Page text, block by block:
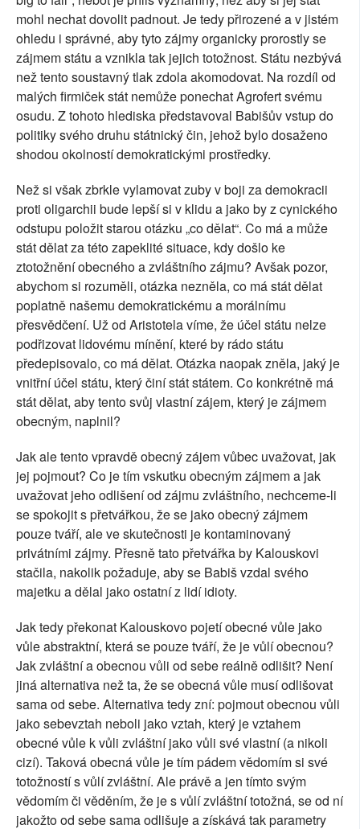
mohl nechat dovolit padnout. Je tedy přirozené a v jistém
ohledu i správné, aby tyto zájmy organicky prorostly se
zájmem státu a vznikla tak jejich totožnost. Státu nezbývá
než tento soustavný tlak zdola akomodovat. Na rozdíl od
malých firmiček stát nemůže ponechat Agrofert svému
osudu. Z tohoto hlediska představoval Babišův vstup do
politiky svého druhu státnický čin, jehož bylo dosaženo
shodou okolností demokratickými prostředky.
Než si však zbrkle vylamovat zuby v boji za demokracii
proti oligarchii bude lepší si v klidu a jako by z cynického
odstupu položit starou otázku „co dělat“. Co má a může
stát dělat za této zapeklité situace, kdy došlo ke
ztotožnění obecného a zvláštního zájmu? Avšak pozor,
abychom si rozuměli, otázka nezněla, co má stát dělat
poplatně našemu demokratickému a morálnímu
přesvědčení. Už od Aristotela víme, že účel státu nelze
podřizovat lidovému mínění, které by rádo státu
předepisovalo, co má dělat. Otázka naopak zněla, jaký je
vnitřní účel státu, který činí stát státem. Co konkrétně má
stát dělat, aby tento svůj vlastní zájem, který je zájmem
obecným, naplnil?
Jak ale tento vpravdě obecný zájem vůbec uvažovat, jak
jej pojmout? Co je tím vskutku obecným zájmem a jak
uvažovat jeho odlišení od zájmu zvláštního, nechceme-li
se spokojit s přetvářkou, že se jako obecný zájmem
pouze tváří, ale ve skutečnosti je kontaminovaný
privátními zájmy. Přesně tato přetvářka by Kalouskovi
stačila, nakolik požaduje, aby se Babiš vzdal svého
majetku a dělal jako ostatní z lidí idioty.
Jak tedy překonat Kalouskovo pojetí obecné vůle jako
vůle abstraktní, která se pouze tváří, že je vůlí obecnou?
Jak zvláštní a obecnou vůli od sebe reálně odlišit? Není
jiná alternativa než ta, že se obecná vůle musí odlišovat
sama od sebe. Alternativa tedy zní: pojmout obecnou vůli
jako sebevztah neboli jako vztah, který je vztahem
obecné vůle k vůli zvláštní jako vůli své vlastní (a nikoli
cizí). Taková obecná vůle je tím pádem vědomím si své
totožností s vůlí zvláštní. Ale právě a jen tímto svým
vědomím či věděním, že je s vůlí zvláštní totožná, se od ní
jakožto od sebe sama odlišuje a získává tak parametry